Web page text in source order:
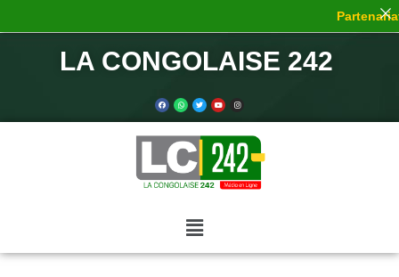
LA CONGOLAISE 242